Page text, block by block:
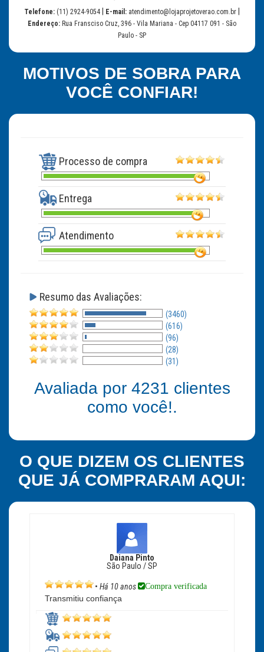
Telefone: (11) 2924-9054 E-mail: atendimento@lojaprojetoverao.com.br
Endereço: Rua Fransciso Cruz, 396 - Vila Mariana - Cep 04117 091 - São
Paulo - SP
MOTIVOS DE SOBRA PARA
VOCÊ CONFIAR!
Processo de compra
Entrega
Atendimento
Resumo das Avaliações:
(3460)
(616)
(96)
(28)
(31)
Avaliada por 4231 clientes
como você!.
O QUE DIZEM OS CLIENTES
QUE JÁ COMPRARAM AQUI:
Daiana Pinto
São Paulo / SP
• Há 10 anos Compra verificada
Transmitiu confiança